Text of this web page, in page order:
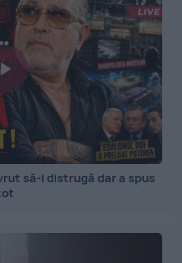
să-l distrugă dar a spus